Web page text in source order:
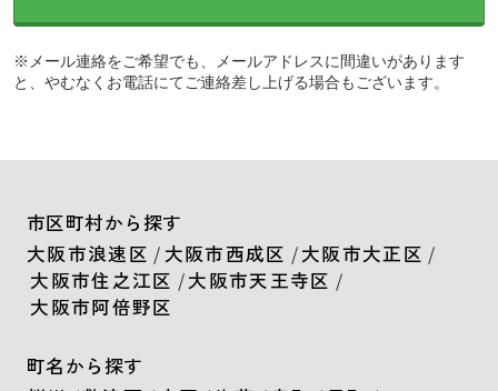
※メール連絡をご希望でも、メールアドレスに間違いがあります
と、やむなくお電話にてご連絡差し上げる場合もございます。
市区町村から探す
大阪市浪速区 / 大阪市西成区 /大阪市大正区 /
大阪市住之江区 /大阪市天王寺区 /
大阪市阿倍野区
町名から探す